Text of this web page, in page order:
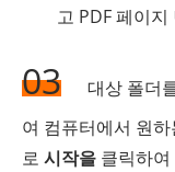
고 PDF 페이지
03 대상 폴더
여 컴퓨터에서 원
로 시작을 클릭하